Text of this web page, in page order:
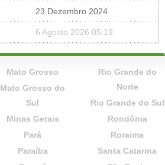
23 Dezembro 2024
6 Agosto 2026 05:19
Mato Grosso
Mato Grosso do
Sul
Minas Gerais
Pará
Paraíba
Rio Grande do
Norte
Rio Grande do Sul
Rondônia
Roraima
Santa Catarina